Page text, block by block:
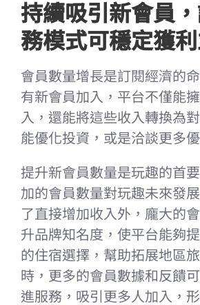
持續吸引新會員
務模式可穩定獲
會員數量增長是訂閱經濟的
有新會員加入，平台不僅能
入，還能將這些收入轉換為
能優化投資，或是洽談更多
提升新會員數量是玩趣的首
加的會員數量對玩趣未來發
了直接增加收入外，龐大的
升品牌知名度，使平台能夠
的住宿選擇，幫助拓展地區
時，更多的會員數據和反饋
進服務，吸引更多人加入，